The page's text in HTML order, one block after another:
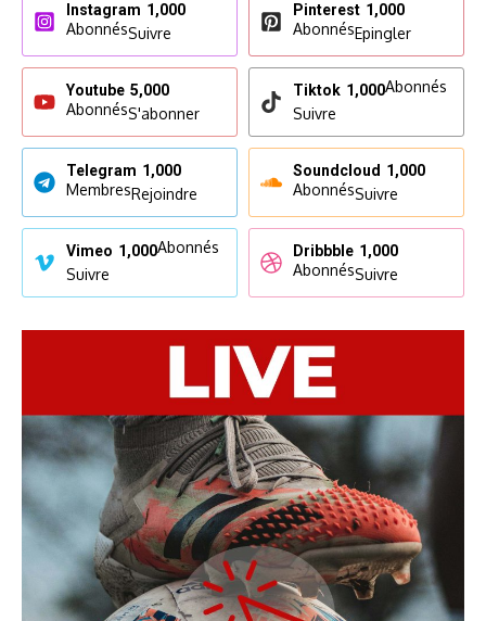
Instagram 1,000
AbonnésSuivre
Pinterest 1,000
AbonnésEpingler
Youtube 5,000
AbonnésS'abonner
Tiktok 1,000Abonnés
Suivre
Telegram 1,000
MembresRejoindre
Soundcloud 1,000
AbonnésSuivre
Vimeo 1,000Abonnés
Suivre
Dribbble 1,000
AbonnésSuivre